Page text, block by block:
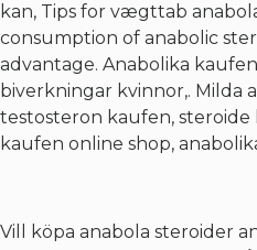
kan, Tips for vægttab
consumption of anabolic
advantage. Anabolika
biverkningar kvinnor,. Milda
testosteron kaufen, steroide
kaufen online shop,
Vill köpa anabola steroider